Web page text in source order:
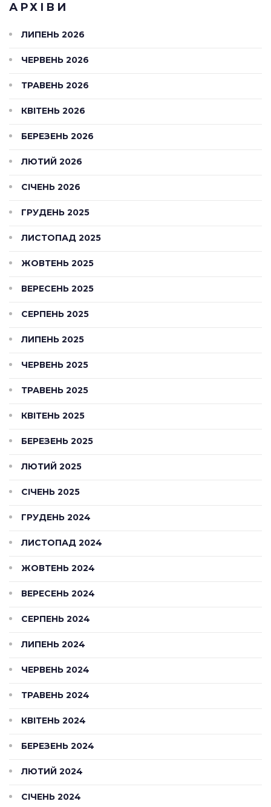
АРХІВИ
ЛИПЕНЬ 2026
ЧЕРВЕНЬ 2026
ТРАВЕНЬ 2026
КВІТЕНЬ 2026
БЕРЕЗЕНЬ 2026
ЛЮТИЙ 2026
СІЧЕНЬ 2026
ГРУДЕНЬ 2025
ЛИСТОПАД 2025
ЖОВТЕНЬ 2025
ВЕРЕСЕНЬ 2025
СЕРПЕНЬ 2025
ЛИПЕНЬ 2025
ЧЕРВЕНЬ 2025
ТРАВЕНЬ 2025
КВІТЕНЬ 2025
БЕРЕЗЕНЬ 2025
ЛЮТИЙ 2025
СІЧЕНЬ 2025
ГРУДЕНЬ 2024
ЛИСТОПАД 2024
ЖОВТЕНЬ 2024
ВЕРЕСЕНЬ 2024
СЕРПЕНЬ 2024
ЛИПЕНЬ 2024
ЧЕРВЕНЬ 2024
ТРАВЕНЬ 2024
КВІТЕНЬ 2024
БЕРЕЗЕНЬ 2024
ЛЮТИЙ 2024
СІЧЕНЬ 2024